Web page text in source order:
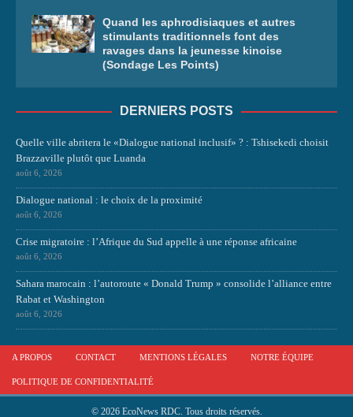
Quand les aphrodisiaques et autres
stimulants traditionnels font des
ravages dans la jeunesse kinoise
(Sondage Les Points)
DERNIERS POSTS
Quelle ville abritera le «Dialogue national inclusif» ? : Tshisekedi choisit
Brazzaville plutôt que Luanda
août 6, 2026
Dialogue national : le choix de la proximité
août 6, 2026
Crise migratoire : l’Afrique du Sud appelle à une réponse africaine
août 6, 2026
Sahara marocain : l’autoroute « Donald Trump » consolide l’alliance entre
Rabat et Washington
août 6, 2026
A PROPOS CONTACT MENTIONS LÉGALES NOTRE ÉQUIPE
POLITIQUE DE CONFIDENTIALITÉ
© 2026 EcoNews RDC. Tous droits réservés.